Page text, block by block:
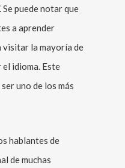
Se puede notar que
a aprender
visitar la mayoría de
idioma. Este
uno de los más
hablantes de
de muchas